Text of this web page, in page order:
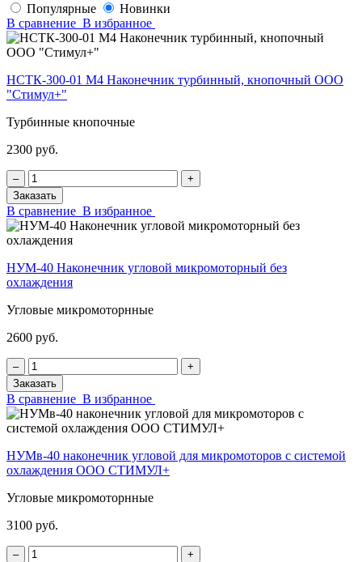
Популярные
Новинки
В сравнение В избранное
НСТК-300-01 М4 Наконечник турбинный, кнопочный ООО
"Стимул+"
Турбинные кнопочные
2300 руб.
‒
+
Заказать
В сравнение В избранное
НУМ-40 Наконечник угловой микромоторный без
охлаждения
Угловые микромоторнные
2600 руб.
‒
+
Заказать
В сравнение В избранное
НУМв-40 наконечник угловой для микромоторов с системой
охлаждения ООО СТИМУЛ+
Угловые микромоторнные
3100 руб.
‒
+